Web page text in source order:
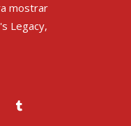
mostrar
Legacy,